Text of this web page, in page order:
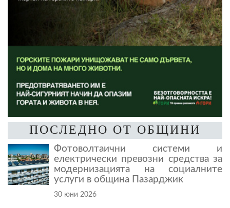
ПОСЛЕДНО ОТ ОБЩИНИ
Фотоволтаични системи и
електрически превозни средства за
модернизацията на социалните
услуги в община Пазарджик
30 юни 2026